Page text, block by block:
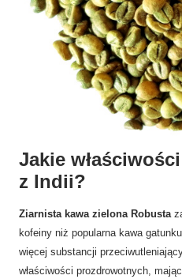
Jakie
z Indii?
Ziarnista kawa zielona Robusta
kofeiny niż popularna kawa
więcej substancji
właściwości prozdrowotnych,